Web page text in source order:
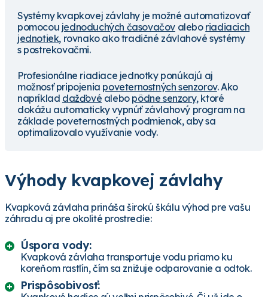
Systémy kvapkovej závlahy je možné automatizovať
pomocou jednoduchých časovačov alebo riadiacich
jednotiek, rovnako ako tradičné závlahové systémy
s postrekovačmi.
Profesionálne riadiace jednotky ponúkajú aj
možnosť pripojenia poveternostných senzorov. Ako
napríklad dažďové alebo pôdne senzory, ktoré
dokážu automaticky vypnúť závlahový program na
základe poveternostných podmienok, aby sa
optimalizovalo využívanie vody.
Výhody kvapkovej závlahy
Kvapková závlaha prináša širokú škálu výhod pre vašu
záhradu aj pre okolité prostredie:
Úspora vody:
Kvapková závlaha transportuje vodu priamo ku
koreňom rastlín, čím sa znižuje odparovanie a odtok.
Prispôsobivosť: